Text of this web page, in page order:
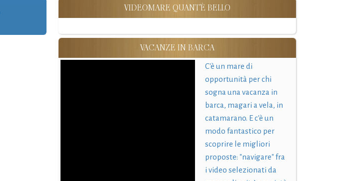
VIDEOMARE QUANT'È BELLO
VACANZE IN BARCA
C'è un mare di
opportunità per chi
sogna una vacanza in
barca, magari a vela, in
catamarano. E c'è un
modo fantastico per
scoprire le migliori
proposte: "navigare" fra
i video selezionati da